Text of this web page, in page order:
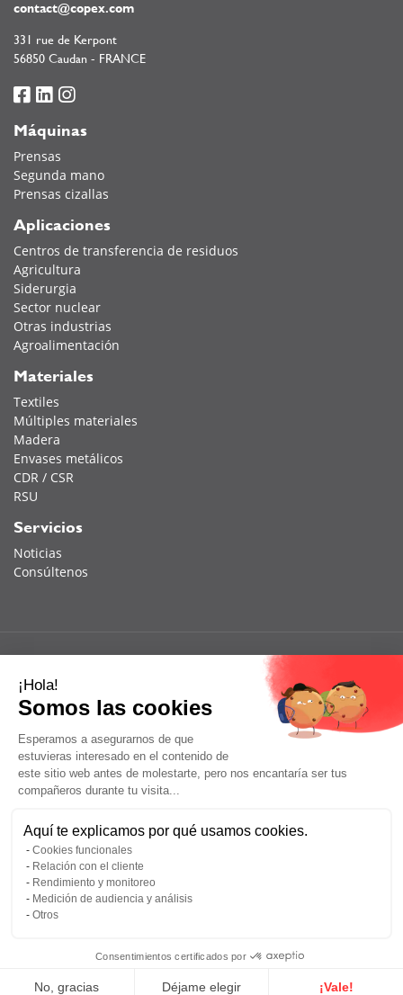
contact@copex.com
331 rue de Kerpont
56850 Caudan - FRANCE
Máquinas
Prensas
Segunda mano
Prensas cizallas
Aplicaciones
Centros de transferencia de residuos
Agricultura
Siderurgia
Sector nuclear
Otras industrias
Agroalimentación
Materiales
Textiles
Múltiples materiales
Madera
Envases metálicos
CDR / CSR
RSU
Servicios
Noticias
Consúltenos
¡Hola!
Somos las cookies
Esperamos a asegurarnos de que
estuvieras interesado en el contenido de
este sitio web antes de molestarte, pero nos encantaría ser tus
compañeros durante tu visita...
Aquí te explicamos por qué usamos cookies.
Cookies funcionales
Relación con el cliente
Rendimiento y monitoreo
Medición de audiencia y análisis
Otros
Consentimientos certificados por
No, gracias Déjame elegir ¡Vale!